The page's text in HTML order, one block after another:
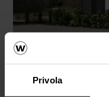
Privola